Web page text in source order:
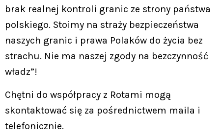
brak realnej kontroli granic ze strony państwa
polskiego. Stoimy na straży bezpieczeństwa
naszych granic i prawa Polaków do życia bez
strachu. Nie ma naszej zgody na bezczynność
władz”!
Chętni do współpracy z Rotami mogą
skontaktować się za pośrednictwem maila i
telefonicznie.